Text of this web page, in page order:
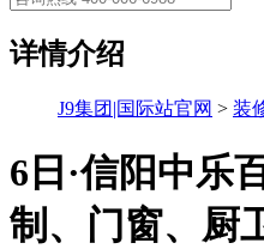
详情介绍
J9集团|国际站官网 > 装
6日·信阳中乐
制、门窗、厨